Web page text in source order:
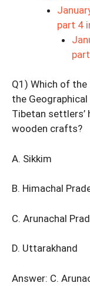
part 4
Q1) Which of
the
Tibetan settlers’
wooden crafts?
A. Sikkim
B. Himachal
C. Arunachal
D. Uttarakhand
Answer: C.